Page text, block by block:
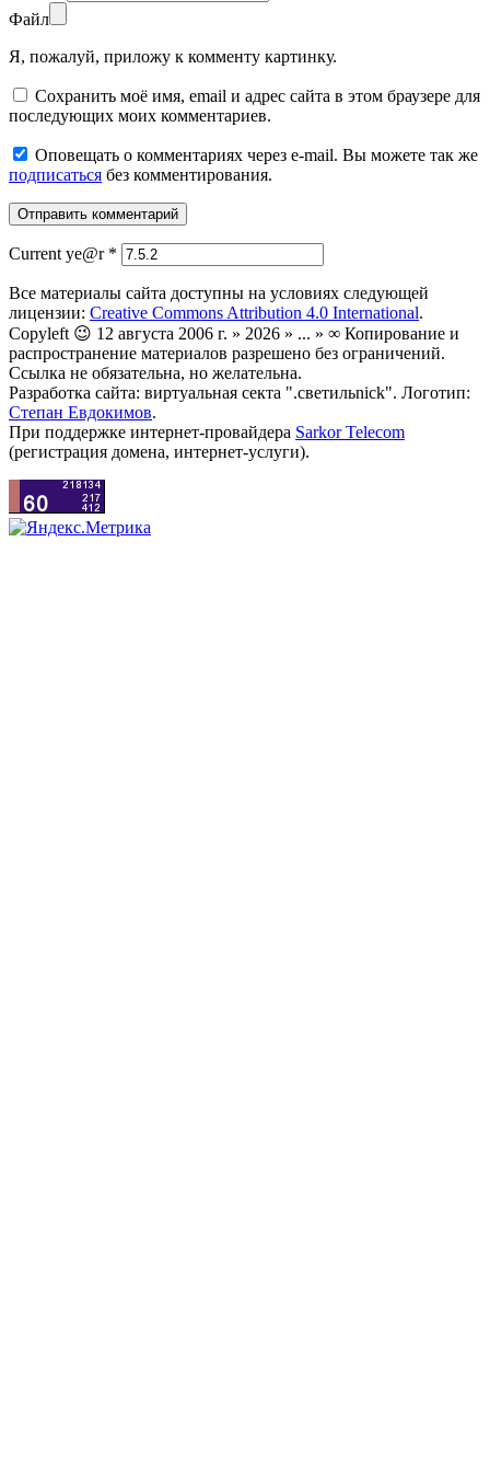
Файл
Я, пожалуй, приложу к комменту картинку.
Сохранить моё имя, email и адрес сайта в этом браузере для
последующих моих комментариев.
Оповещать о комментариях через e-mail. Вы можете так же
подписаться без комментирования.
Current ye@r *
Все материалы сайта доступны на условиях следующей
лицензии: Creative Commons Attribution 4.0 International.
Copyleft 😉 12 августа 2006 г. » 2026 » ... » ∞ Копирование и
распространение материалов разрешено без ограничений.
Ссылка не обязательна, но желательна.
Разработка сайта: виртуальная секта ".светильnick". Логотип:
Степан Евдокимов.
При поддержке интернет-провайдера Sarkor Telecom
(регистрация домена, интернет-услуги).